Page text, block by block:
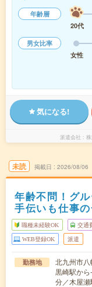
年齢層
20代
男女比率
女性
気になる!
派遣会社
未読 掲載日 2026/08/06
年齢不問！グ
手伝いも仕事
職種未経験OK 交通
WEB登録OK 派遣
勤務地
北九州市
黒崎駅か
分／木屋